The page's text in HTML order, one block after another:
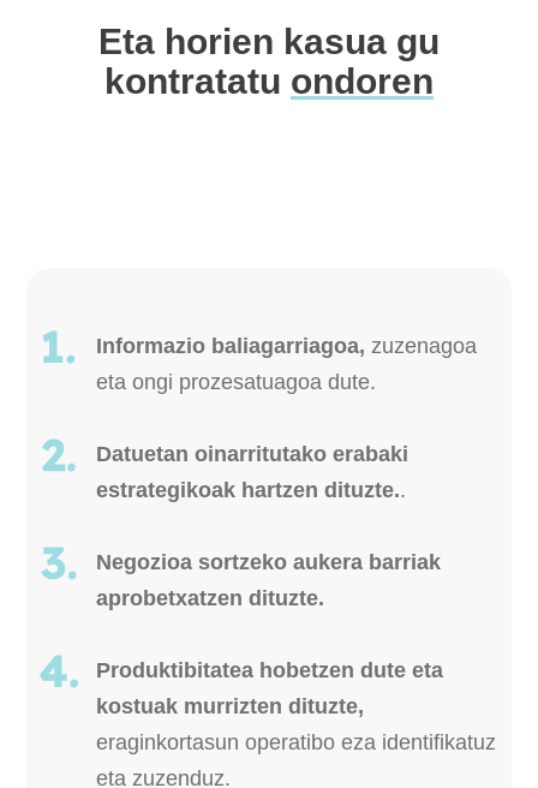
Eta horien kasua gu
kontratatu ondoren
Informazio baliagarriagoa, zuzenagoa
eta ongi prozesatuagoa dute.
Datuetan oinarritutako erabaki
estrategikoak hartzen dituzte..
Negozioa sortzeko aukera barriak
aprobetxatzen dituzte.
Produktibitatea hobetzen dute eta
kostuak murrizten dituzte,
eraginkortasun operatibo eza identifikatuz
eta zuzenduz.